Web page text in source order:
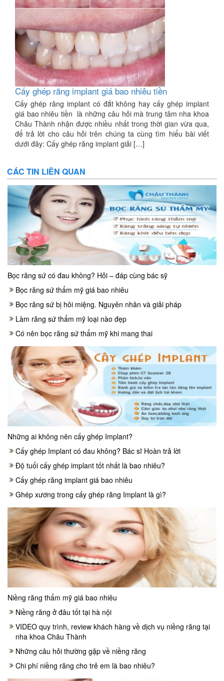
Cấy ghép răng implant giá bao nhiêu tiền
Cấy ghép răng implant có đắt không hay cấy ghép implant
giá bao nhiêu tiền là những câu hỏi mà trung tâm nha khoa
Châu Thành nhận được nhiều nhất trong thời gian vừa qua,
để trả lời cho câu hỏi trên chúng ta cùng tìm hiểu bài viết
dưới đây: Cấy ghép răng implant giải […]
CÁC TIN LIÊN QUAN
Bọc răng sứ có đau không? Hỏi – đáp cùng bác sỹ
Bọc răng sứ thẩm mỹ giá bao nhiêu
Bọc răng sứ bị hôi miệng. Nguyên nhân và giải pháp
Làm răng sứ thẩm mỹ loại nào đẹp
Có nên bọc răng sứ thẩm mỹ khi mang thai
Những ai không nên cấy ghép Implant?
Cấy ghép Implant có đau không? Bác sĩ Hoàn trả lời
Độ tuổi cấy ghép implant tốt nhất là bao nhiêu?
Cấy ghép răng implant giá bao nhiêu
Ghép xương trong cấy ghép răng Implant là gì?
Niềng răng thẩm mỹ giá bao nhiêu
Niềng răng ở đâu tốt tại hà nội
VIDEO quy trình, review khách hàng về dịch vụ niềng răng tại
nha khoa Châu Thành
Những câu hỏi thường gặp về niềng răng
Chi phí niềng răng cho trẻ em là bao nhiêu?